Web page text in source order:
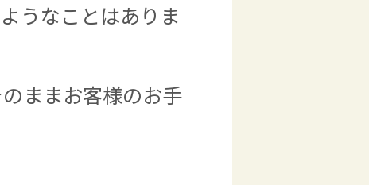
うなことはありま
ままお客様のお手